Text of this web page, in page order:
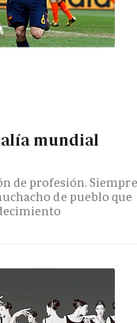
mundial
de profesión. Siempre
de pueblo que